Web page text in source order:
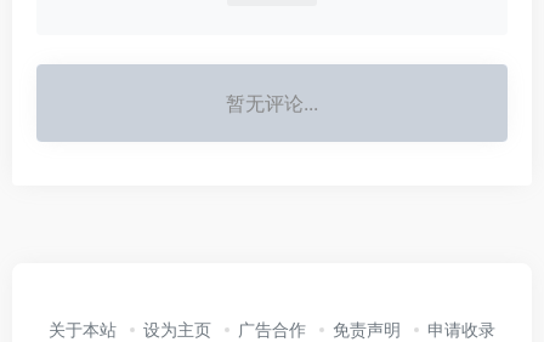
暂无评论...
关于本站 设为主页 广告合作 免责声明 申请收录